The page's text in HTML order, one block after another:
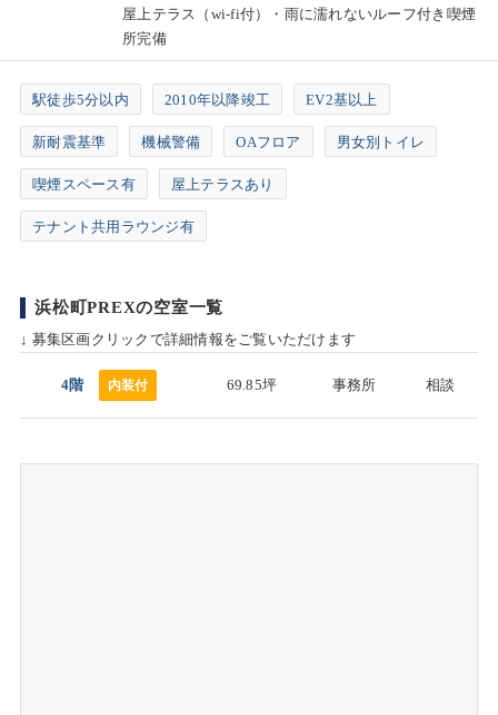
屋上テラス（wi-fi付）・雨に濡れないルーフ付き喫煙
所完備
駅徒歩5分以内 2010年以降竣工 EV2基以上
新耐震基準 機械警備 OAフロア 男女別トイレ
喫煙スペース有 屋上テラスあり
テナント共用ラウンジ有
浜松町PREXの空室一覧
↓ 募集区画クリックで詳細情報をご覧いただけます
4階 内装付 69.85坪 事務所 相談